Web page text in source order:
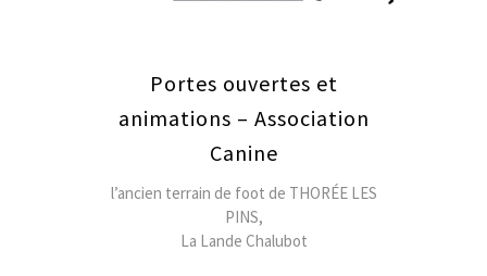
Portes ouvertes et
animations – Association
Canine
l’ancien terrain de foot de THORÉE LES
PINS,
La Lande Chalubot